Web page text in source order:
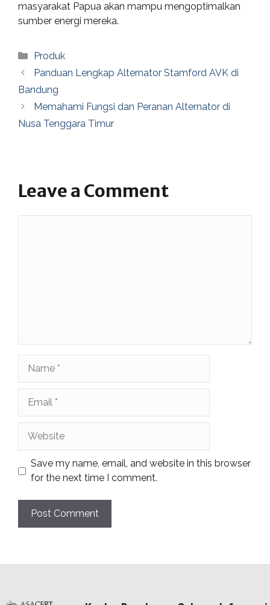
masyarakat Papua akan mampu mengoptimalkan
sumber energi mereka.
Categories
Produk
Panduan Lengkap Alternator Stamford AVK di
Bandung
Memahami Fungsi dan Peranan Alternator di
Nusa Tenggara Timur
Leave a Comment
Save my name, email, and website in this browser
for the next time I comment.